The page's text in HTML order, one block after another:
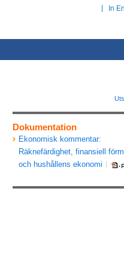
In
Dokumentation
Ekonomisk kommentar:
Räknefärdighet, finansiell
och hushållens ekonomi